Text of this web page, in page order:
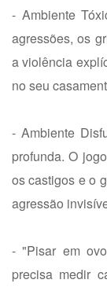
- Ambiente
agressões, os
a violência
no seu
- Ambiente
profunda. O
os castigos e o
agressão
- "Pisar em
precisa medir